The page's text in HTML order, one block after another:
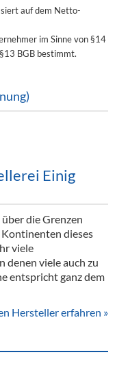
auf dem Netto-
im Sinne von §14
BGB bestimmt.
Einig
die Grenzen
dieses
viele
denen viele auch zu
entspricht ganz dem
Hersteller erfahren »